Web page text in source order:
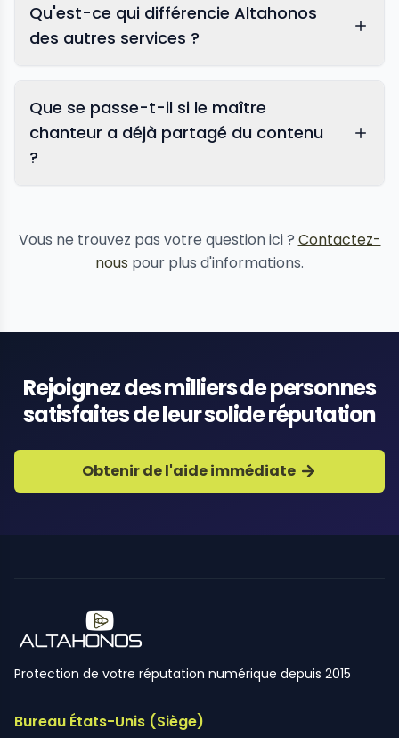
Qu'est-ce qui différencie Altahonos
des autres services ?
Que se passe-t-il si le maître
chanteur a déjà partagé du contenu
?
Vous ne trouvez pas votre question ici ? Contactez-
nous pour plus d'informations.
Rejoignez des milliers de personnes
satisfaites de leur solide réputation
Obtenir de l'aide immédiate
Protection de votre réputation numérique depuis 2015
Bureau États-Unis (Siège)